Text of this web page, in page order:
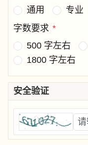
通用
专业
字数要求 *
500 字左右
1800 字左右
安全验证